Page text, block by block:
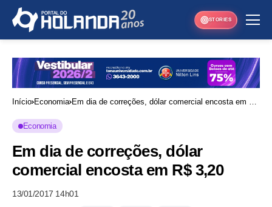
STORIES
Início Economia Em dia de correções, dólar comercial encosta em R$
Economia
Em dia de correções, dólar
comercial encosta em R$ 3,20
13/01/2017 14h01